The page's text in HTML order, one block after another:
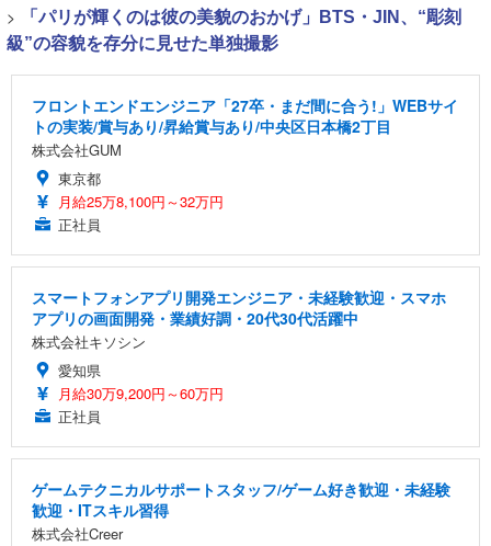
>
「パリが輝くのは彼の美貌のおかげ」BTS・JIN、“彫刻
級”の容貌を存分に見せた単独撮影
フロントエンドエンジニア「27卒・まだ間に合う!」WEBサイ
トの実装/賞与あり/昇給賞与あり/中央区日本橋2丁目
株式会社GUM
東京都
月給25万8,100円～32万円
正社員
スマートフォンアプリ開発エンジニア・未経験歓迎・スマホ
アプリの画面開発・業績好調・20代30代活躍中
株式会社キソシン
愛知県
月給30万9,200円～60万円
正社員
ゲームテクニカルサポートスタッフ/ゲーム好き歓迎・未経験
歓迎・ITスキル習得
株式会社Creer